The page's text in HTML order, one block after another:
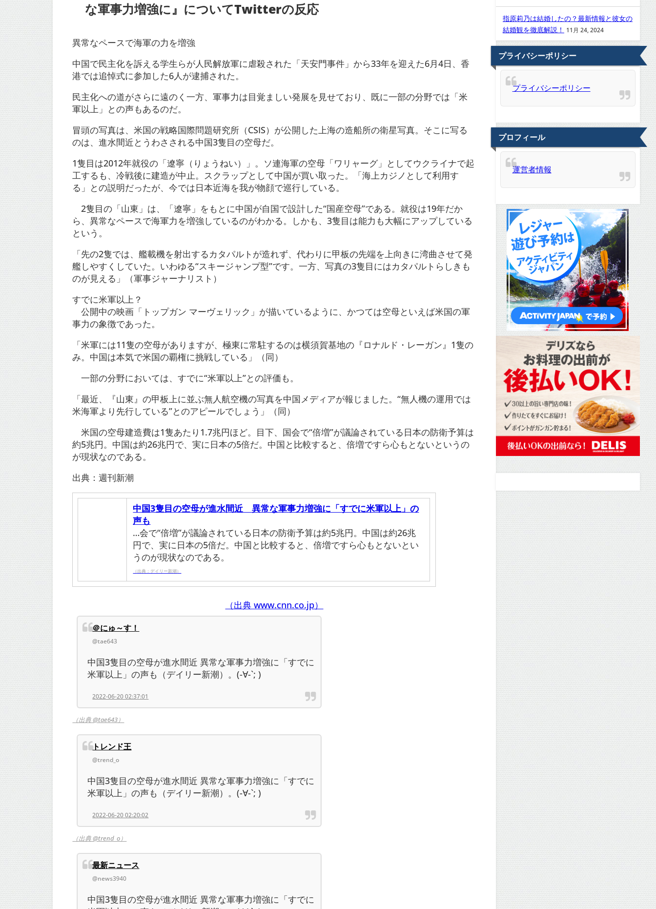
な軍事力増強に』についてTwitterの反応
異常なペースで海軍の力を増強
中国で民主化を訴える学生らが人民解放軍に虐殺された「天安門事件」から33年を迎えた6月4日、香
港では追悼式に参加した6人が逮捕された。
民主化への道がさらに遠のく一方、軍事力は目覚ましい発展を見せており、既に一部の分野では「米
軍以上」との声もあるのだ。
冒頭の写真は、米国の戦略国際問題研究所（CSIS）が公開した上海の造船所の衛星写真。そこに写る
のは、進水間近とうわさされる中国3隻目の空母だ。
1隻目は2012年就役の「遼寧（りょうねい）」。ソ連海軍の空母「ワリャーグ」としてウクライナで起
工するも、冷戦後に建造が中止。スクラップとして中国が買い取った。「海上カジノとして利用す
る」との説明だったが、今では日本近海を我が物顔で巡行している。
2隻目の「山東」は、「遼寧」をもとに中国が自国で設計した“国産空母”である。就役は19年だか
ら、異常なペースで海軍力を増強しているのがわかる。しかも、3隻目は能力も大幅にアップしている
という。
「先の2隻では、艦載機を射出するカタパルトが造れず、代わりに甲板の先端を上向きに湾曲させて発
艦しやすくしていた。いわゆる“スキージャンプ型”です。一方、写真の3隻目にはカタパルトらしきも
のが見える」（軍事ジャーナリスト）
すでに米軍以上？
公開中の映画「トップガン マーヴェリック」が描いているように、かつては空母といえば米国の軍
事力の象徴であった。
「米軍には11隻の空母がありますが、極東に常駐するのは横須賀基地の『ロナルド・レーガン』1隻の
み。中国は本気で米国の覇権に挑戦している」（同）
一部の分野においては、すでに“米軍以上”との評価も。
「最近、『山東』の甲板上に並ぶ無人航空機の写真を中国メディアが報じました。“無人機の運用では
米海軍より先行している”とのアピールでしょう」（同）
米国の空母建造費は1隻あたり1.7兆円ほど。目下、国会で“倍増”が議論されている日本の防衛予算は
約5兆円。中国は約26兆円で、実に日本の5倍だ。中国と比較すると、倍増ですら心もとないというの
が現状なのである。
出典：週刊新潮
中国3隻目の空母が進水間近 異常な軍事力増強に「すでに米軍以上」の
声も
…会で“倍増”が議論されている日本の防衛予算は約5兆円。中国は約26兆
円で、実に日本の5倍だ。中国と比較すると、倍増ですら心もとないとい
うのが現状なのである。
（出典：デイリー新潮）
（出典 www.cnn.co.jp）
＠にゅ～す！
@tae643
中国3隻目の空母が進水間近 異常な軍事力増強に「すでに
米軍以上」の声も（デイリー新潮）。(-∀-`; )
2022-06-20 02:37:01
（出典 @tae643）
トレンド王
@trend_o
中国3隻目の空母が進水間近 異常な軍事力増強に「すでに
米軍以上」の声も（デイリー新潮）。(-∀-`; )
2022-06-20 02:20:02
（出典 @trend_o）
最新ニュース
@news3940
中国3隻目の空母が進水間近 異常な軍事力増強に「すでに
指原莉乃は結婚したの？最新情報と彼女の
結婚観を徹底解説！
11月 24, 2024
プライバシーポリシー
プライバシーポリシー
プロフィール
運営者情報